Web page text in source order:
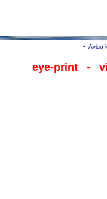
- Aviso
eye-print -